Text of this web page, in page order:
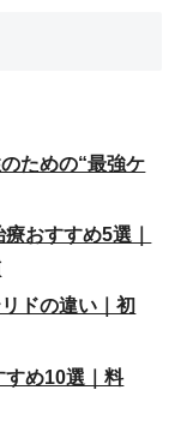
ための“最強ケ
おすすめ5選｜
ドの違い｜初
すめ10選｜料